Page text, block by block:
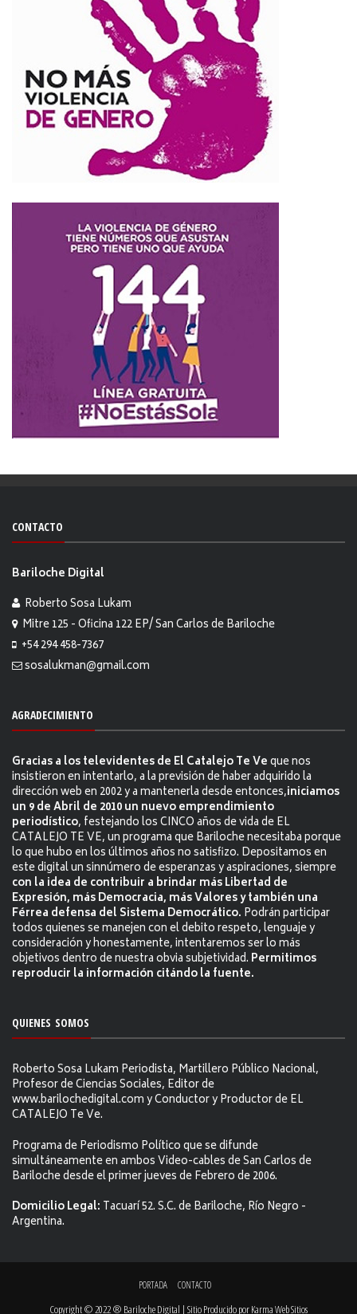
CONTACTO
Bariloche Digital
Roberto Sosa Lukam
Mitre 125 - Oficina 122 EP/ San Carlos de Bariloche
+54 294 458-7367
sosalukman@gmail.com
AGRADECIMIENTO
Gracias a los televidentes de El Catalejo Te Veque nos
insistieron en intentarlo, a la previsión de haber adquirido la
dirección web en 2002 y a mantenerla desde entonces,iniciamos
un 9 de Abril de 2010 un nuevo emprendimiento
periodístico, festejando los CINCO años de vida de EL
CATALEJO TE VE, un programa que Bariloche necesitaba porque
lo que hubo en los últimos años no satisfizo. Depositamos en
este digital un sinnúmero de esperanzas y aspiraciones, siempre
con la idea de contribuir a brindar más Libertad de
Expresión, más Democracia, más Valores y también una
Férrea defensa del Sistema Democrático. Podrán participar
todos quienes se manejen con el debito respeto, lenguaje y
consideración y honestamente, intentaremos ser lo más
objetivos dentro de nuestra obvia subjetividad. Permitimos
reproducir la información citándo la fuente.
QUIENES SOMOS
Roberto Sosa Lukam Periodista, Martillero Público Nacional,
Profesor de Ciencias Sociales, Editor de
www.barilochedigital.com y Conductor y Productor de EL
CATALEJO Te Ve.
Programa de Periodismo Político que se difunde
simultáneamente en ambos Video-cables de San Carlos de
Bariloche desde el primer jueves de Febrero de 2006.
Domicilio Legal: Tacuarí 52. S.C. de Bariloche, Río Negro -
Argentina.
PORTADA CONTACTO
Copyright © 2022 ® Bariloche Digital | Sitio Producido porKarma Web Sitios